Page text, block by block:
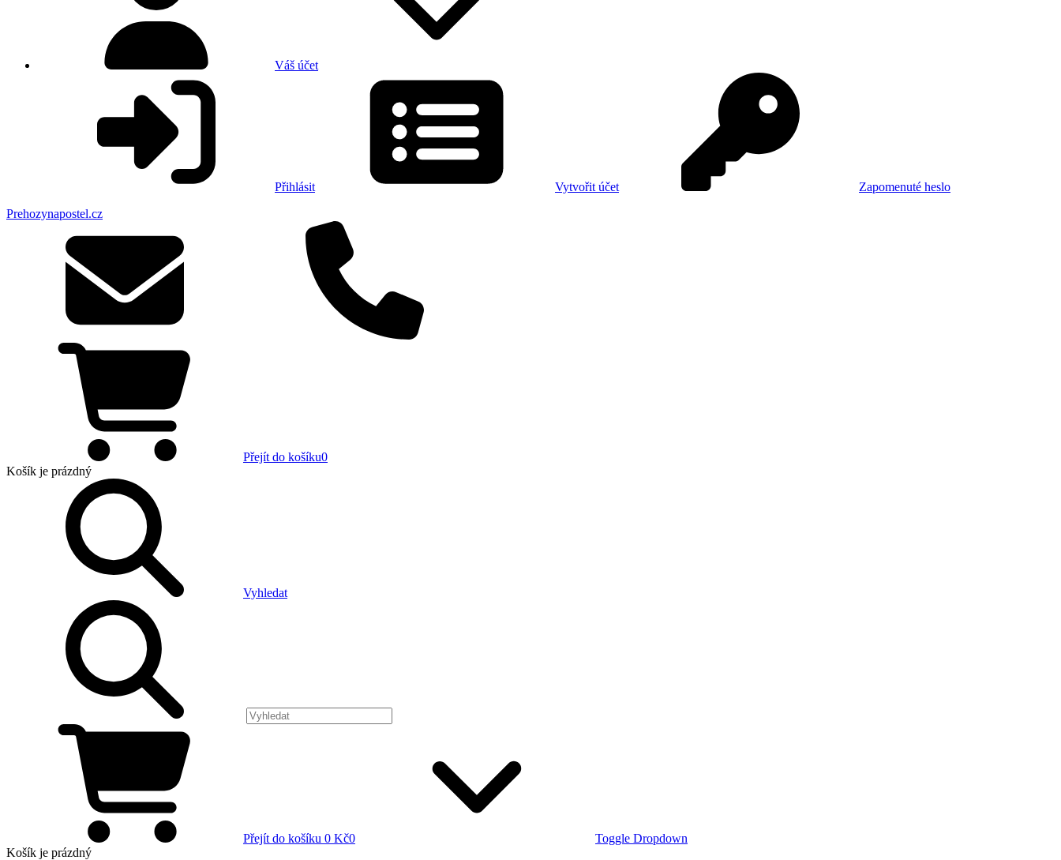
Váš účet
Přihlásit Vytvořit účet
Zapomenuté heslo
Prehozynapostel.cz
Přejít do košíku0
Košík je prázdný
Vyhledat
Přejít do košíku 0 Kč0
Toggle Dropdown
Košík je prázdný